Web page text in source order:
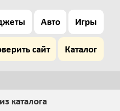
Авто Игры
сайт Каталог
каталога